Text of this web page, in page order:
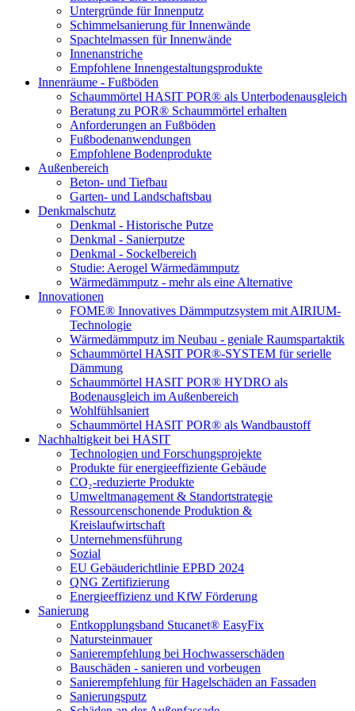
Untergründe für Innenputz
Schimmelsanierung für Innenwände
Spachtelmassen für Innenwände
Innenanstriche
Empfohlene Innengestaltungsprodukte
Innenräume - Fußböden
Schaummörtel HASIT POR® als Unterbodenausgleich
Beratung zu POR® Schaummörtel erhalten
Anforderungen an Fußböden
Fußbodenanwendungen
Empfohlene Bodenprodukte
Außenbereich
Beton- und Tiefbau
Garten- und Landschaftsbau
Denkmalschutz
Denkmal - Historische Putze
Denkmal - Sanierputze
Denkmal - Sockelbereich
Studie: Aerogel Wärmedämmputz
Wärmedämmputz - mehr als eine Alternative
Innovationen
FOME® Innovatives Dämmputzsystem mit AIRIUM-
Technologie
Wärmedämmputz im Neubau - geniale Raumspartaktik
Schaummörtel HASIT POR®-SYSTEM für serielle
Dämmung
Schaummörtel HASIT POR® HYDRO als
Bodenausgleich im Außenbereich
Wohlfühlsaniert
Schaummörtel HASIT POR® als Wandbaustoff
Nachhaltigkeit bei HASIT
Technologien und Forschungsprojekte
Produkte für energieeffiziente Gebäude
CO₂-reduzierte Produkte
Umweltmanagement & Standortstrategie
Ressourcenschonende Produktion &
Kreislaufwirtschaft
Unternehmensführung
Sozial
EU Gebäuderichtlinie EPBD 2024
QNG Zertifizierung
Energieeffizienz und KfW Förderung
Sanierung
Entkopplungsband Stucanet® EasyFix
Natursteinmauer
Sanierempfehlung bei Hochwasserschäden
Bauschäden - sanieren und vorbeugen
Sanierempfehlung für Hagelschäden an Fassaden
Sanierungsputz